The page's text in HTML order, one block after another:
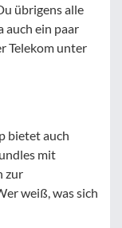
übrigens alle
auch ein paar
Telekom unter
bietet auch
mit
zur
weiß, was sich